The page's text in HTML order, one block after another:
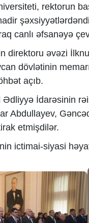
rektorun
canlı əfsanəyə
direktoru əvəzi
dövlətinin
açıb.
İdarəsinin
Abdullayev,
etmişdilər.
ictimai-siyasi